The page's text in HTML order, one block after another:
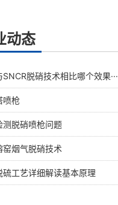
动态
SNCR脱硝技术相比哪个效果···
喷枪
测脱硝喷枪问题
窑烟气脱硝技术
硫工艺详细解读基本原理